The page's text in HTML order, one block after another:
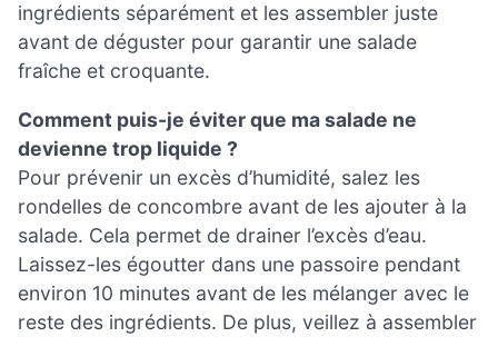
ingrédients séparément et les assembler juste
avant de déguster pour garantir une salade
fraîche et croquante.
Comment puis-je éviter que ma salade ne
devienne trop liquide ?
Pour prévenir un excès d’humidité, salez les
rondelles de concombre avant de les ajouter à la
salade. Cela permet de drainer l’excès d’eau.
Laissez-les égoutter dans une passoire pendant
environ 10 minutes avant de les mélanger avec le
reste des ingrédients. De plus, veillez à assembler